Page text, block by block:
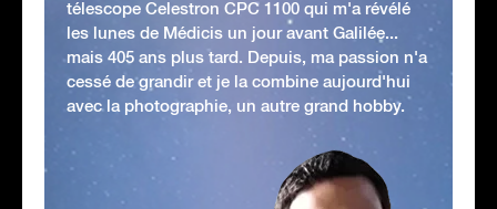
télescope Celestron CPC 1100 qui m'a révélé
les lunes de Médicis un jour avant Galilée...
mais 405 ans plus tard. Depuis, ma passion n'a
cessé de grandir et je la combine aujourd'hui
avec la photographie, un autre grand hobby.